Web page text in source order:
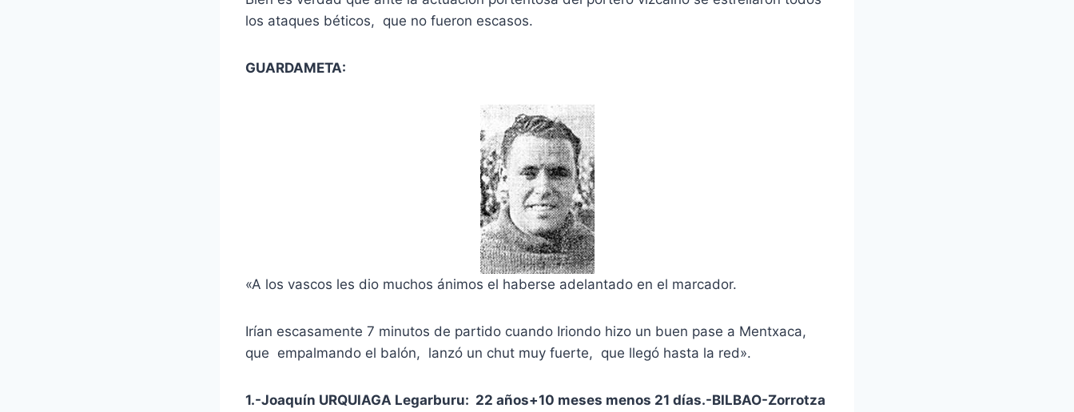
los ataques béticos, que no fueron escasos.
GUARDAMETA:
«A los vascos les dio muchos ánimos el haberse adelantado en el marcador.
Irían escasamente 7 minutos de partido cuando Iriondo hizo un buen pase a Mentxaca,
que empalmando el balón, lanzó un chut muy fuerte, que llegó hasta la red».
1.-Joaquín URQUIAGA Legarburu: 22 años+10 meses menos 21 días.-BILBAO-Zorrotza